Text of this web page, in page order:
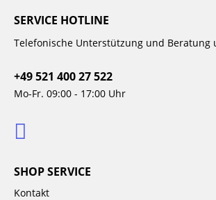
SERVICE HOTLINE
Telefonische Unterstützung und Beratung
+49 521 400 27 522
Mo-Fr. 09:00 - 17:00 Uhr
SHOP SERVICE
Kontakt